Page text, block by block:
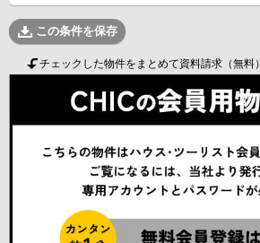
この条件を保存
チェックした物件をまとめて資料請求（無料）